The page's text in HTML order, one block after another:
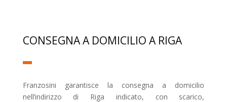
CONSEGNA A DOMICILIO A RIGA
Franzosini garantisce la consegna a domicilio
nell’indirizzo di Riga indicato, con scarico,